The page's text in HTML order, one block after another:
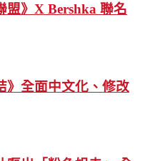
盟》X Bershka 聯名
》全面中文化、修改